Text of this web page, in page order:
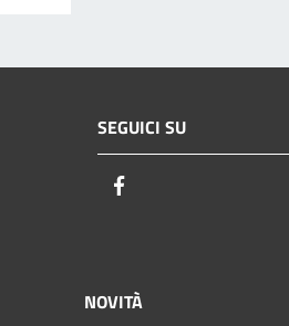
SEGUICI SU
NOVITÀ